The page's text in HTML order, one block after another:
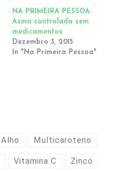
NA PRIMEIRA PESSOA:
Asma controlada sem
medicamentos
Dezembro 3, 2015
In "Na Primeira Pessoa"
Alho Multicaroteno
Vitamina C Zinco